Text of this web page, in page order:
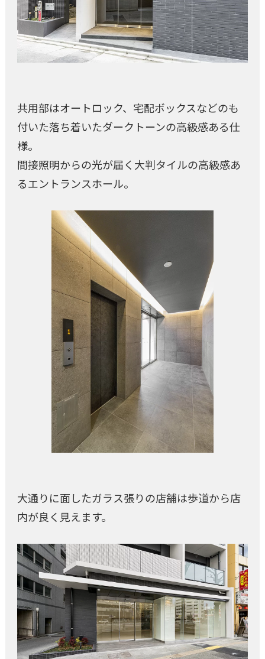
共用部はオートロック、宅配ボックスなどのも
付いた落ち着いたダークトーンの高級感ある仕
様。
間接照明からの光が届く大判タイルの高級感あ
るエントランスホール。
大通りに面したガラス張りの店舗は歩道から店
内が良く見えます。